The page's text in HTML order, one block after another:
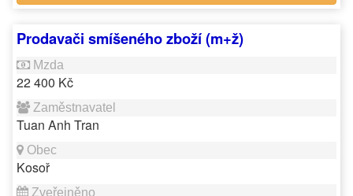
Prodavači smíšeného zboží (m+ž)
22 400 Kč
Tuan Anh Tran
Kosoř